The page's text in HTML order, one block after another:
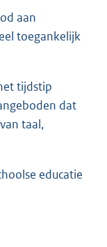
aan
toegankelijk
tijdstip
dat
taal,
educatie